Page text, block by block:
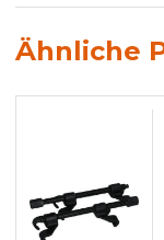
Ähnliche